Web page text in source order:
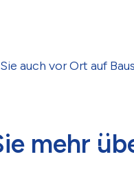
auch vor Ort auf
mehr